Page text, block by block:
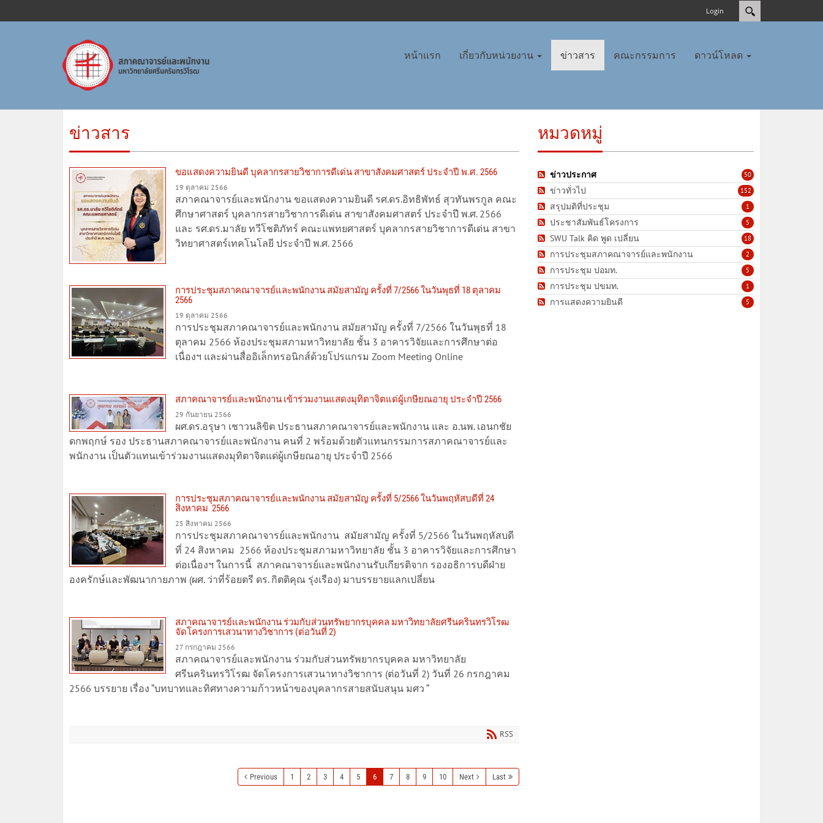
Login
หน้าแรก เกี่ยวกับหน่วยงาน ข่าวสาร คณะกรรมการ ดาวน์โหลด
ข่าวสาร
ขอแสดงความยินดี บุคลากรสายวิชาการดีเด่น สาขาสังคมศาสตร์ ประจำปี พ.ศ. 2566
19 ตุลาคม 2566
สภาคณาจารย์และพนักงาน ขอแสดงความยินดี รศ.ดร.อิทธิพัทธ์ สุวทันพรกูล คณะ
ศึกษาศาสตร์ บุคลากรสายวิชาการดีเด่น สาขาสังคมศาสตร์ ประจำปี พ.ศ. 2566
และ รศ.ดร.มาลัย ทวีโชติภัทร์ คณะแพทยศาสตร์ บุคลากรสายวิชาการดีเด่น สาขา
วิทยาศาสตร์เทคโนโลยี ประจำปี พ.ศ. 2566
การประชุมสภาคณาจารย์และพนักงาน สมัยสามัญ ครั้งที่ 7/2566 ในวันพุธที่ 18 ตุลาคม
2566
19 ตุลาคม 2566
การประชุมสภาคณาจารย์และพนักงาน สมัยสามัญ ครั้งที่ 7/2566 ในวันพุธที่ 18
ตุลาคม 2566 ห้องประชุมสภามหาวิทยาลัย ชั้น 3 อาคารวิจัยและการศึกษาต่อ
เนื่องฯ และผ่านสื่ออิเล็กทรอนิกส์ด้วยโปรแกรม Zoom Meeting Online
สภาคณาจารย์และพนักงาน เข้าร่วมงานแสดงมุทิตาจิตแด่ผู้เกษียณอายุ ประจำปี 2566
29 กันยายน 2566
ผศ.ดร.อรุษา เชาวนลิขิต ประธานสภาคณาจารย์และพนักงาน และ อ.นพ. เอนกชัย
ดกพฤกษ์ รอง ประธานสภาคณาจารย์และพนักงาน คนที่ 2 พร้อมด้วยตัวแทนกรรมการสภาคณาจารย์และ
พนักงาน เป็นตัวแทนเข้าร่วมงานแสดงมุทิตาจิตแด่ผู้เกษียณอายุ ประจำปี 2566
การประชุมสภาคณาจารย์และพนักงาน สมัยสามัญ ครั้งที่ 5/2566 ในวันพฤหัสบดีที่ 24
สิงหาคม 2566
25 สิงหาคม 2566
การประชุมสภาคณาจารย์และพนักงาน สมัยสามัญ ครั้งที่ 5/2566 ในวันพฤหัสบดี
ที่ 24 สิงหาคม 2566 ห้องประชุมสภามหาวิทยาลัย ชั้น 3 อาคารวิจัยและการศึกษา
ต่อเนื่องฯ ในการนี้ สภาคณาจารย์และพนักงานรับเกียรติจาก รองอธิการบดีฝ่าย
องครักษ์และพัฒนากายภาพ (ผศ. ว่าที่ร้อยตรี ดร. กิตติคุณ รุ่งเรือง) มาบรรยายแลกเปลี่ยน
สภาคณาจารย์และพนักงาน ร่วมกับส่วนทรัพยากรบุคคล มหาวิทยาลัยศรีนครินทรวิโรฒ
จัดโครงการเสวนาทางวิชาการ (ต่อวันที่ 2)
27 กรกฎาคม 2566
สภาคณาจารย์และพนักงาน ร่วมกับส่วนทรัพยากรบุคคล มหาวิทยาลัย
ศรีนครินทรวิโรฒ จัดโครงการเสวนาทางวิชาการ (ต่อวันที่ 2) วันที่ 26 กรกฎาคม
2566 บรรยาย เรื่อง “บทบาทและทิศทางความก้าวหน้าของบุคลากรสายสนับสนุน มศว “
RSS
Previous 1 2 3 4 5 6 7 8 9 10 Next Last
หมวดหมู่
50
ข่าวประกาศ
152
ข่าวทั่วไป
1
สรุปมติที่ประชุม
5
ประชาสัมพันธ์โครงการ
18
SWU Talk คิด พูด เปลี่ยน
2
การประชุมสภาคณาจารย์และพนักงาน
5
การประชุม ปอมท.
1
การประชุม ปขมท.
5
การแสดงความยินดี